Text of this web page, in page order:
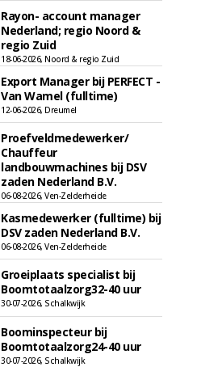
Rayon- account manager
Nederland; regio Noord &
regio Zuid
18-06-2026, Noord & regio Zuid
Export Manager bij PERFECT -
Van Wamel (fulltime)
12-06-2026, Dreumel
Proefveldmedewerker/
Chauffeur
landbouwmachines bij DSV
zaden Nederland B.V.
06-08-2026, Ven-Zelderheide
Kasmedewerker (fulltime) bij
DSV zaden Nederland B.V.
06-08-2026, Ven-Zelderheide
Groeiplaats specialist bij
Boomtotaalzorg32-40 uur
30-07-2026, Schalkwijk
Boominspecteur bij
Boomtotaalzorg24-40 uur
30-07-2026, Schalkwijk